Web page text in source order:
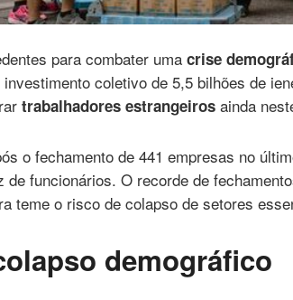
para combater uma crise
coletivo de 5,5 bilhões de
trabalhadores estrangeiros ainda
o fechamento de 441 empresas no
funcionários. O recorde de
teme o risco de colapso de setores
demográfico